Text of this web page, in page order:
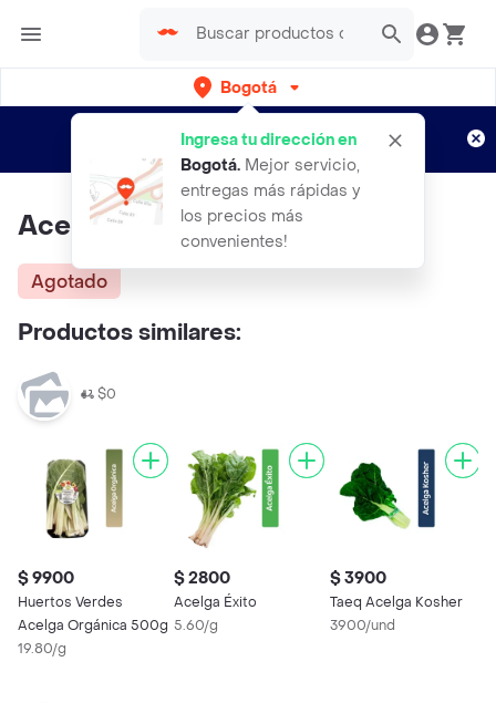
Bogotá
Ingresa tu dirección en
Bogotá. Mejor servicio,
entregas más rápidas y
los precios más
convenientes!
envíos gratis por semanas
Aplican TyC
Acelga de Colores
Agotado
Productos similares:
$0
$ 9900
Huertos Verdes
Acelga Orgánica 500g
19.80/g
$ 2800
Acelga Éxito
5.60/g
$ 3900
Taeq Acelga Kosher
3900/und